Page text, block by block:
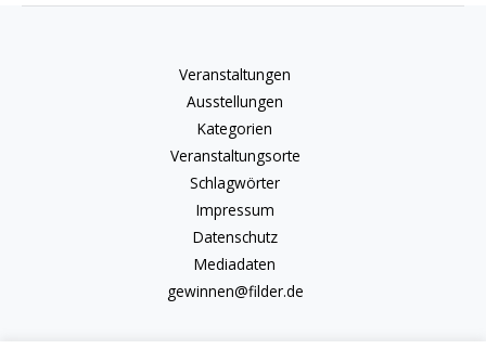
Veranstaltungen
Ausstellungen
Kategorien
Veranstaltungsorte
Schlagwörter
Impressum
Datenschutz
Mediadaten
gewinnen@filder.de